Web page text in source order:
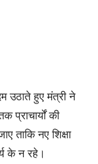
उठाते हुए मंत्री ने
प्राचार्यों की
ताकि नए शिक्षा
के न रहे।